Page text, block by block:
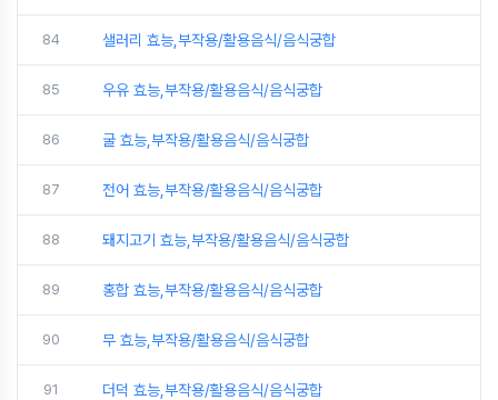
84 샐러리 효능,부작용/활용음식/음식궁합
85 우유 효능,부작용/활용음식/음식궁합
86 굴 효능,부작용/활용음식/음식궁합
87 전어 효능,부작용/활용음식/음식궁합
88 돼지고기 효능,부작용/활용음식/음식궁합
89 홍합 효능,부작용/활용음식/음식궁합
90 무 효능,부작용/활용음식/음식궁합
91 더덕 효능,부작용/활용음식/음식궁합